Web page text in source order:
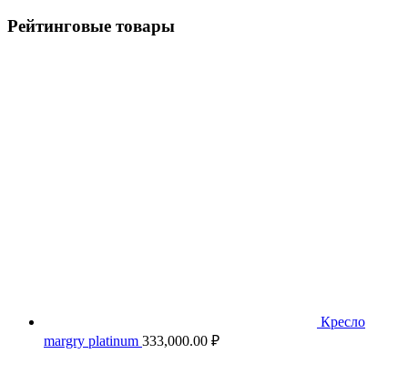
Рейтинговые товары
Кресло
margry platinum 333,000.00 ₽